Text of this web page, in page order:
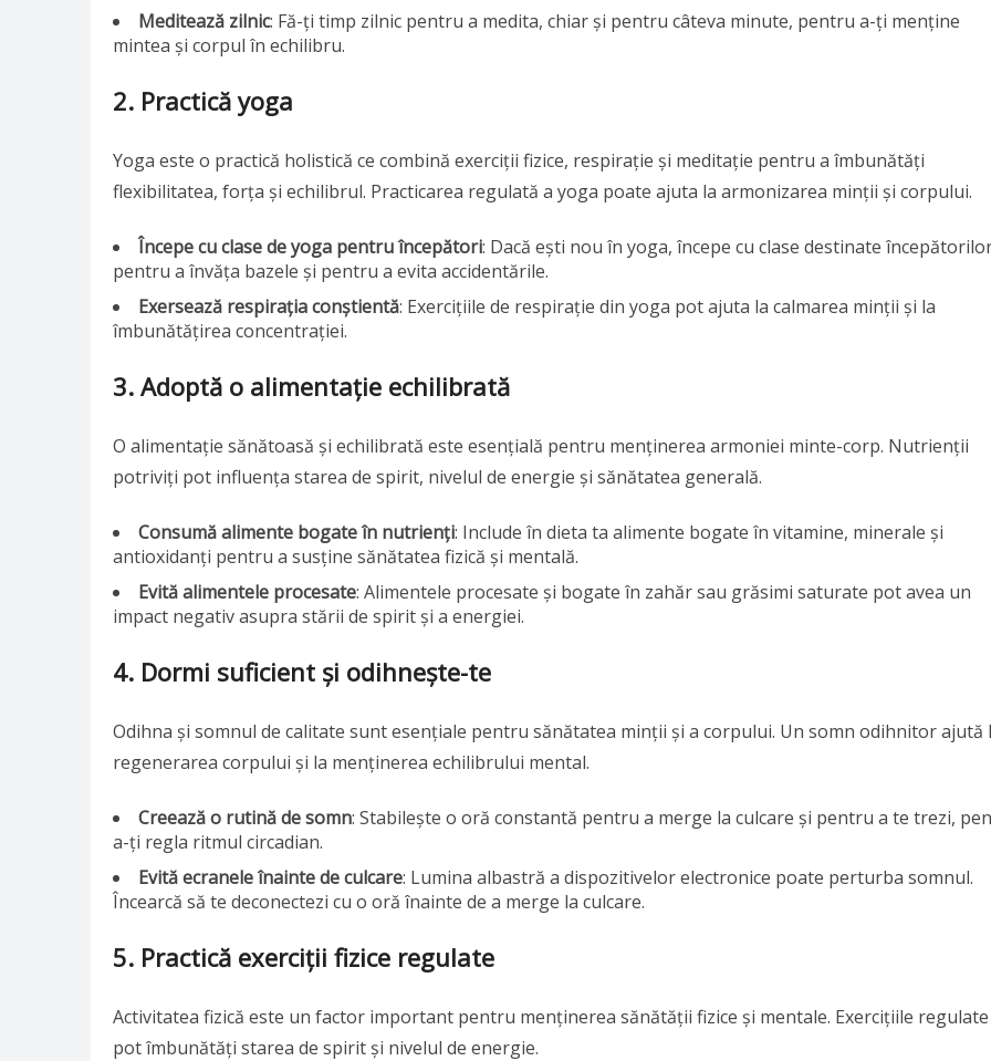
Meditează zilnic: Fă-ți timp zilnic pentru a medita, chiar și pentru câteva minute, pentru a-ți menține
mintea și corpul în echilibru.
2. Practică yoga
Yoga este o practică holistică ce combină exerciții fizice, respirație și meditație pentru a îmbunătăți
flexibilitatea, forța și echilibrul. Practicarea regulată a yoga poate ajuta la armonizarea minții și corpului.
Începe cu clase de yoga pentru începători: Dacă ești nou în yoga, începe cu clase destinate
pentru a învăța bazele și pentru a evita accidentările.
Exersează respirația conștientă: Exercițiile de respirație din yoga pot ajuta la calmarea minții și la
îmbunătățirea concentrației.
3. Adoptă o alimentație echilibrată
O alimentație sănătoasă și echilibrată este esențială pentru menținerea armoniei minte-corp. Nutrienții
potriviți pot influența starea de spirit, nivelul de energie și sănătatea generală.
Consumă alimente bogate în nutrienți: Include în dieta ta alimente bogate în vitamine, minerale și
antioxidanți pentru a susține sănătatea fizică și mentală.
Evită alimentele procesate: Alimentele procesate și bogate în zahăr sau grăsimi saturate pot avea un
impact negativ asupra stării de spirit și a energiei.
4. Dormi suficient și odihnește-te
Odihna și somnul de calitate sunt esențiale pentru sănătatea minții și a corpului. Un somn odihnitor ajută
regenerarea corpului și la menținerea echilibrului mental.
Creează o rutină de somn: Stabilește o oră constantă pentru a merge la culcare și pentru a te trezi,
a-ți regla ritmul circadian.
Evită ecranele înainte de culcare: Lumina albastră a dispozitivelor electronice poate perturba somnul.
Încearcă să te deconectezi cu o oră înainte de a merge la culcare.
5. Practică exerciții fizice regulate
Activitatea fizică este un factor important pentru menținerea sănătății fizice și mentale. Exercițiile regulate
pot îmbunătăți starea de spirit și nivelul de energie.